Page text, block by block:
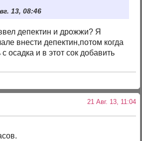
13, 08:46
депектин и дрожжи? Я
внести депектин,потом когда
с осадка и в этот сок добавить
21 Авг. 13, 11:04